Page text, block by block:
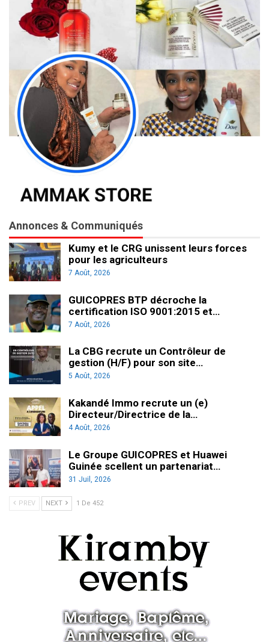
Annonces & Communiqués
Kumy et le CRG unissent leurs forces
pour les agriculteurs
7 Août, 2026
GUICOPRES BTP décroche la
certification ISO 9001:2015 et…
7 Août, 2026
La CBG recrute un Contrôleur de
gestion (H/F) pour son site…
5 Août, 2026
Kakandé Immo recrute un (e)
Directeur/Directrice de la…
4 Août, 2026
Le Groupe GUICOPRES et Huawei
Guinée scellent un partenariat…
31 Juil, 2026
PREV NEXT 1 De 452